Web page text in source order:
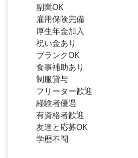
副業OK
雇用保険完備
厚生年金加入
祝い金あり
ブランクOK
食事補助あり
制服貸与
フリーター歓迎
経験者優遇
有資格者歓迎
友達と応募OK
学歴不問